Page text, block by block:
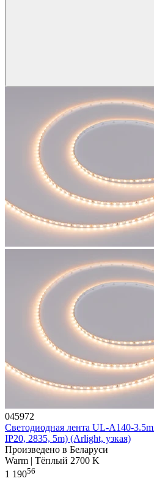
045972
Светодиодная лента UL-A140-
IP20, 2835, 5m) (Arlight, узкая)
Произведено в Беларуси
Warm | Тёплый 2700 K
1 19056